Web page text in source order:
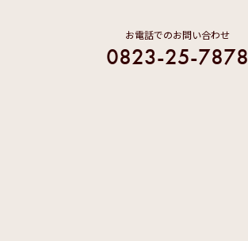
お電話でのお問い合わせ
0823-25-7878